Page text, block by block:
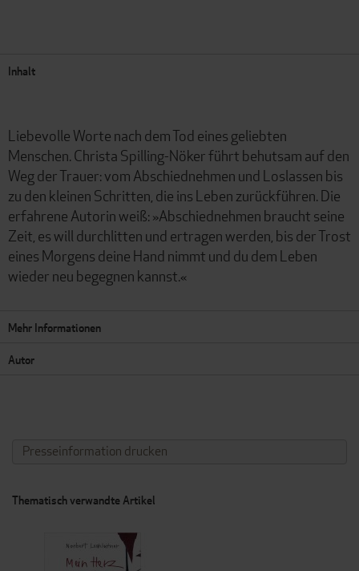
Inhalt
Liebevolle Worte nach dem Tod eines geliebten
Menschen. Christa Spilling-Nöker führt behutsam auf den
Weg der Trauer: vom Abschiednehmen und Loslassen bis
zu den kleinen Schritten, die ins Leben zurückführen. Die
erfahrene Autorin weiß: »Abschiednehmen braucht seine
Zeit, es will durchlitten und ertragen werden, bis der Trost
eines Morgens deine Hand nimmt und du dem Leben
wieder neu begegnen kannst.«
Mehr Informationen
Autor
Presseinformation drucken
Thematisch verwandte Artikel